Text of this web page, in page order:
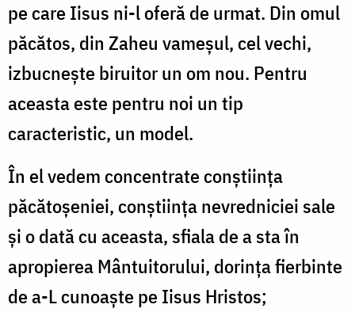
pe care Iisus ni-l oferă de urmat. Din omul
păcătos, din Zaheu vameşul, cel vechi,
izbucneşte biruitor un om nou. Pentru
aceasta este pentru noi un tip
caracteristic, un model.
În el vedem concentrate conştiinţa
păcătoşeniei, conştiinţa nevredniciei sale
şi o dată cu aceasta, sfiala de a sta în
apropierea Mântuitorului, dorinţa fierbinte
de a-L cunoaşte pe Iisus Hristos;